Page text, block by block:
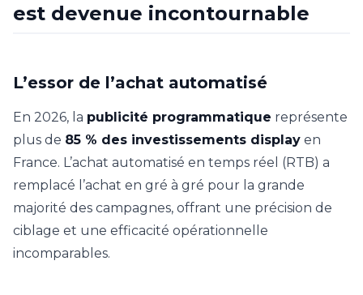
est devenue incontournable
L’essor de l’achat automatisé
En 2026, la publicité programmatique représente
plus de 85 % des investissements display en
France. L’achat automatisé en temps réel (RTB) a
remplacé l’achat en gré à gré pour la grande
majorité des campagnes, offrant une précision de
ciblage et une efficacité opérationnelle
incomparables.